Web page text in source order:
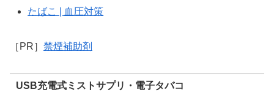
たばこ | 血圧対策
［PR］ 禁煙補助剤
USB充電式ミストサプリ・電子タバコ